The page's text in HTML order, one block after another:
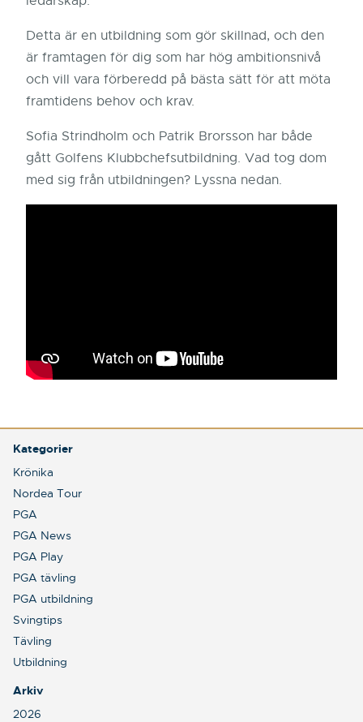
Detta är en utbildning som gör skillnad, och den
är framtagen för dig som har hög ambitionsnivå
och vill vara förberedd på bästa sätt för att möta
framtidens behov och krav.
Sofia Strindholm och Patrik Brorsson har både
gått Golfens Klubbchefsutbildning. Vad tog dom
med sig från utbildningen? Lyssna nedan.
Kategorier
Krönika
Nordea Tour
PGA
PGA News
PGA Play
PGA tävling
PGA utbildning
Svingtips
Tävling
Utbildning
Arkiv
2026